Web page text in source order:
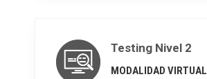
Testing Nivel 2
MODALIDAD VIRTUAL